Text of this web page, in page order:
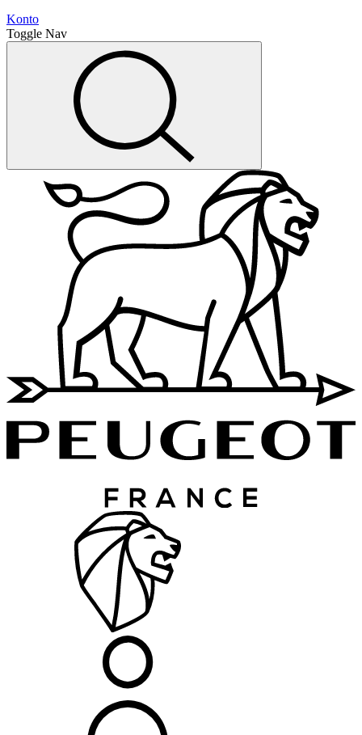
Konto
Toggle Nav